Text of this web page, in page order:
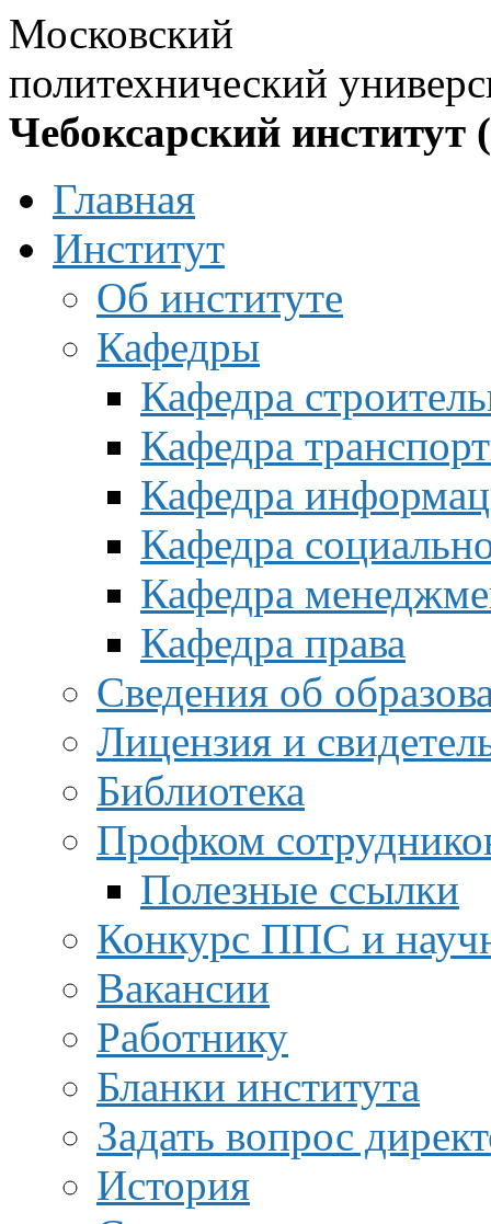
Московский
политехнический
Чебоксарский институт
Главная
Институт
Об институте
Кафедры
Кафедра
Кафедра
Кафедра
Кафедра
Кафедра
Кафедра права
Сведения об
Лицензия и
Библиотека
Профком
Полезные ссылки
Конкурс ППС и
Вакансии
Работнику
Бланки института
Задать вопрос
История